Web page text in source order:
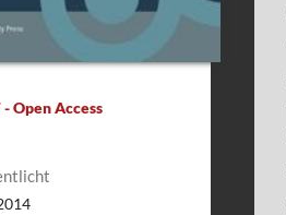
- Open Access